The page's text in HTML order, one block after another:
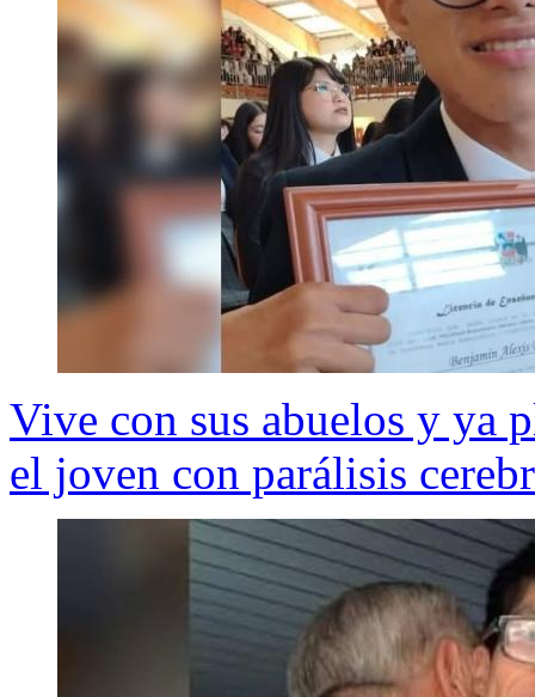
Vive con sus abuelos y ya
el joven con parálisis